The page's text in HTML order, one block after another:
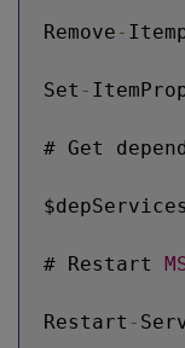
Remove -
Set -
# Get
# Restart
Restart -